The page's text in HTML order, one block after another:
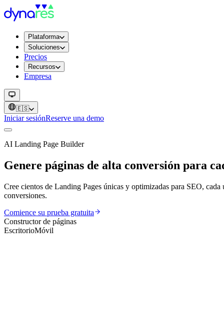
Plataforma
Soluciones
Precios
Recursos
Empresa
🇪🇸
Iniciar sesiónReserve una demo
AI Landing Page Builder
Genere páginas de alta conversión para
Cree cientos de Landing Pages únicas y optimizadas para SEO,
conversiones.
Comience su prueba gratuita
Constructor de páginas
EscritorioMóvil